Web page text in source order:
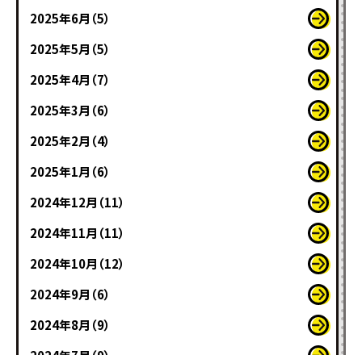
2025年6月（5）
2025年5月（5）
2025年4月（7）
2025年3月（6）
2025年2月（4）
2025年1月（6）
2024年12月（11）
2024年11月（11）
2024年10月（12）
2024年9月（6）
2024年8月（9）